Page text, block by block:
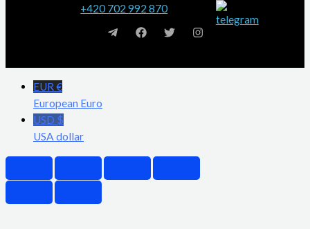
+420 702 992 870
EUR €
European Euro
USD $
USA dollar